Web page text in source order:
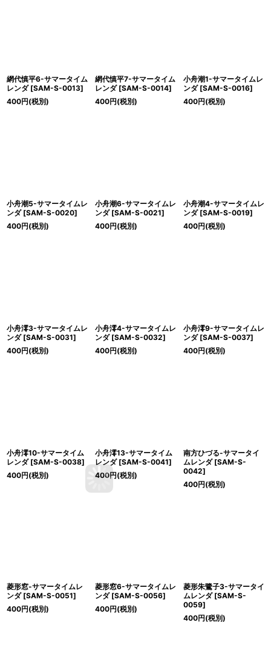
網代慎平6-サマータイム
レンダ [SAM-S-0013]
400円(税別)
網代慎平7-サマータイム
レンダ [SAM-S-0014]
400円(税別)
小舟潮1-サマータイムレ
ンダ [SAM-S-0016]
400円(税別)
小舟潮5-サマータイムレ
ンダ [SAM-S-0020]
400円(税別)
小舟潮6-サマータイムレ
ンダ [SAM-S-0021]
400円(税別)
小舟潮4-サマータイムレ
ンダ [SAM-S-0019]
400円(税別)
小舟澪3-サマータイムレ
ンダ [SAM-S-0031]
400円(税別)
小舟澪4-サマータイムレ
ンダ [SAM-S-0032]
400円(税別)
小舟澪9-サマータイムレ
ンダ [SAM-S-0037]
400円(税別)
小舟澪10-サマータイム
レンダ [SAM-S-0038]
400円(税別)
小舟澪13-サマータイム
レンダ [SAM-S-0041]
400円(税別)
南方ひづる-サマータイ
ムレンダ [SAM-S-
0042]
400円(税別)
菱形窓-サマータイムレ
ンダ [SAM-S-0051]
400円(税別)
菱形窓6-サマータイムレ
ンダ [SAM-S-0056]
400円(税別)
菱形朱鷺子3-サマータイ
ムレンダ [SAM-S-
0059]
400円(税別)